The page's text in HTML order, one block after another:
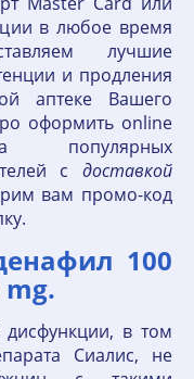
в любое время
лучшие
и продления
аптеке Вашего
оформить online
популярных
с доставкой
вам промо-код
100
дисфункции, в том
Сиалис, не